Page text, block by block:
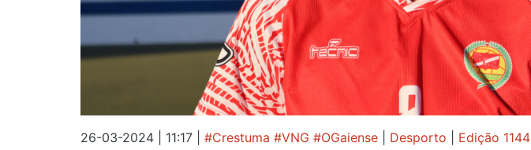
26-03-2024 | 11:17 #Crestuma #VNG #OGaiense Desporto Edição 1144